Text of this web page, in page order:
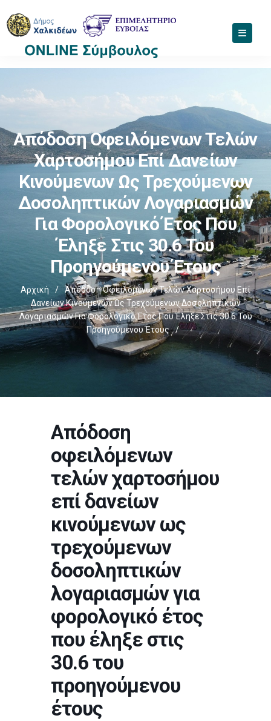
Απόδοση Οφειλόμενων Τελών
Χαρτοσήμου Επί Δανείων
Κινούμενων Ως Τρεχούμενων
Δοσοληπτικών Λογαριασμών
Για Φορολογικό Έτος Που
Έληξε Στις 30.6 Του
Προηγούμενου Έτους
Αρχική /
Απόδοση Οφειλόμενων Τελών Χαρτοσήμου Επί
Δανείων Κινούμενων Ως Τρεχούμενων Δοσοληπτικών
Λογαριασμών Για Φορολογικό Έτος Που Έληξε Στις 30.6 Του
Προηγούμενου Έτους
/
Απόδοση
οφειλόμενων
τελών χαρτοσήμου
επί δανείων
κινούμενων ως
τρεχούμενων
δοσοληπτικών
λογαριασμών για
φορολογικό έτος
που έληξε στις
30.6 του
προηγούμενου
έτους